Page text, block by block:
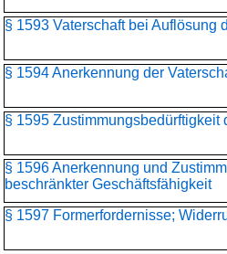
§ 1593 Vaterschaft bei Auflösung
§ 1594 Anerkennung der
§ 1595 Zustimmungsbedürftigkeit
§ 1596 Anerkennung und
beschränkter Geschäftsfähigkeit
§ 1597 Formerfordernisse;